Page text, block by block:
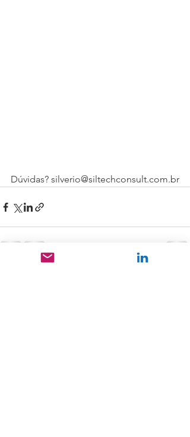
Dúvidas? silverio@siltechconsult.com.br